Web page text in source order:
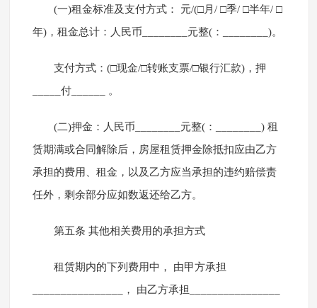
(一)租金标准及支付方式： 元/(□月/ □季/ □半年/ □
年)，租金总计：人民币________元整(：________)。
支付方式：(□现金/□转账支票/□银行汇款)，押
_____付______ 。
(二)押金：人民币________元整(：________) 租
赁期满或合同解除后，房屋租赁押金除抵扣应由乙方
承担的费用、租金，以及乙方应当承担的违约赔偿责
任外，剩余部分应如数返还给乙方。
第五条 其他相关费用的承担方式
租赁期内的下列费用中， 由甲方承担
________________， 由乙方承担________________